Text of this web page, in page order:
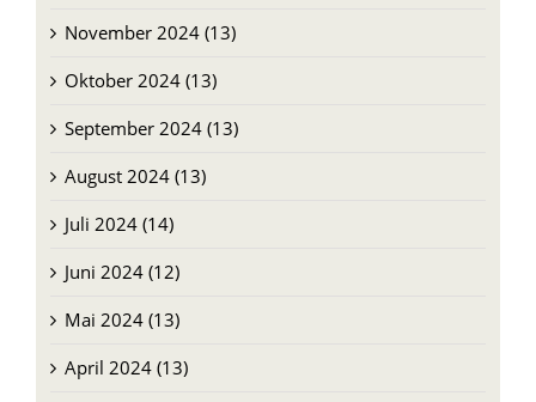
November 2024 (13)
Oktober 2024 (13)
September 2024 (13)
August 2024 (13)
Juli 2024 (14)
Juni 2024 (12)
Mai 2024 (13)
April 2024 (13)